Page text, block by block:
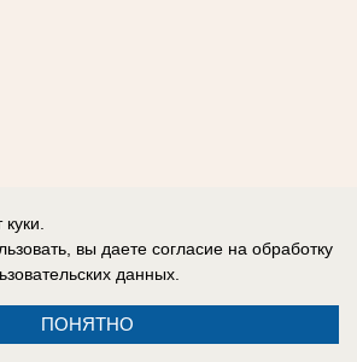
вы даете согласие на обработку
данных.
ПОНЯТНО